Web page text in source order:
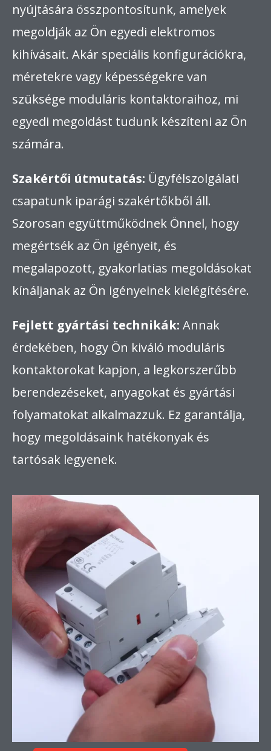
nyújtására összpontosítunk, amelyek
megoldják az Ön egyedi elektromos
kihívásait. Akár speciális konfigurációkra,
méretekre vagy képességekre van
szüksége moduláris kontaktoraihoz, mi
egyedi megoldást tudunk készíteni az Ön
számára.
Szakértői útmutatás: Ügyfélszolgálati
csapatunk iparági szakértőkből áll.
Szorosan együttműködnek Önnel, hogy
megértsék az Ön igényeit, és
megalapozott, gyakorlatias megoldásokat
kínáljanak az Ön igényeinek kielégítésére.
Fejlett gyártási technikák: Annak
érdekében, hogy Ön kiváló moduláris
kontaktorokat kapjon, a legkorszerűbb
berendezéseket, anyagokat és gyártási
folyamatokat alkalmazzuk. Ez garantálja,
hogy megoldásaink hatékonyak és
tartósak legyenek.